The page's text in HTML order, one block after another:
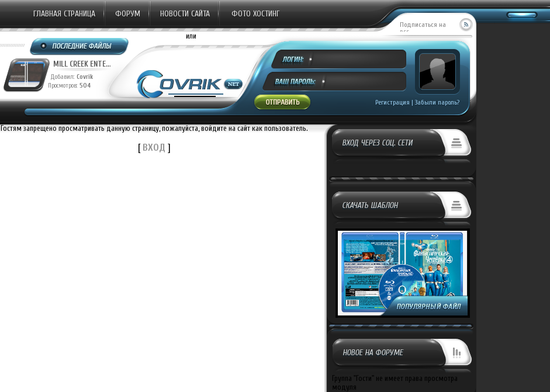
ГЛАВНАЯ СТРАНИЦА ФОРУМ НОВОСТИ САЙТА ФОТО ХОСТИНГ
Подписаться на
RSS
20TH CENTURY ST...
Добавил:Covrik
Просмотров:1230
Добавил:
Просмотров:1163
MILL CREEK ENTE...
Добавил: Covrik
Просмотров:504
Регистрация | Забыли пароль?
или
Гостям запрещено просматривать данную страницу, пожалуйста, войдите на сайт как пользователь.
[ВХОД ] ВХОД ЧЕРЕЗ СОЦ. СЕТИ
СКАЧАТЬ ШАБЛОН
НОВОЕ НА ФОРУМЕ
Группа "Гости" не имеет права просмотра
модуля